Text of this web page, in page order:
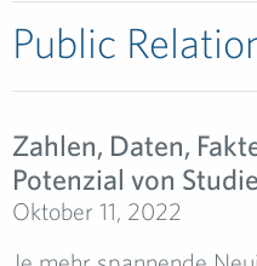
Public
Zahlen, Daten,
Potenzial von
Oktober 11, 2022